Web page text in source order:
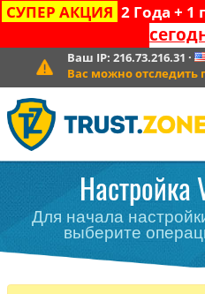
СУПЕР АКЦИЯ 2 Года +
Ваш IP: 216.73.216.31 ·
Вас можно отследить
Настройка
Для начала
выберите